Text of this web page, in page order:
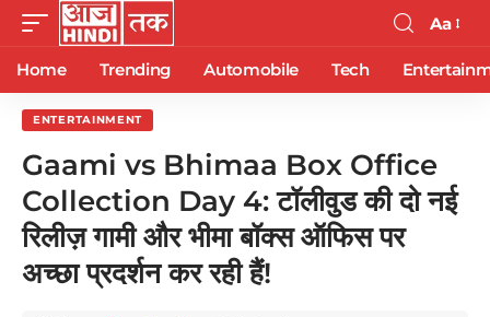
Aa
Home Trending Automobile Tech
ENTERTAINMENT
Gaami vs Bhimaa Box Office
Collection Day 4: टॉलीवुड की दो नई
रिलीज़ गामी और भीमा बॉक्स ऑफिस पर
अच्छा प्रदर्शन कर रही हैं!